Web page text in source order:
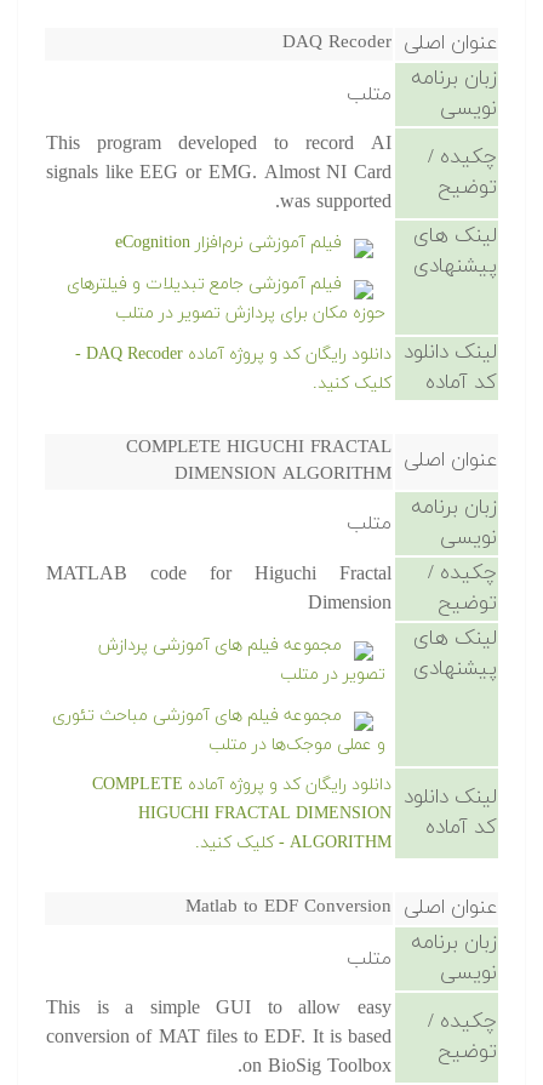
عنوان اصلی DAQ Recoder
زبان برنامه
نویسی
متلب
چکیده /
توضیح
This program developed to record AI
signals like EEG or EMG. Almost NI Card
was supported.
لینک های
پیشنهادی
فیلم آموزشی نرم‌افزار eCognition
فیلم آموزشی جامع تبدیلات و فیلترهای
حوزه مکان برای پردازش تصویر در متلب
لینک دانلود
کد آماده
دانلود رایگان کد و پروژه آماده DAQ Recoder -
کلیک کنید.
عنوان اصلی COMPLETE HIGUCHI FRACTAL
DIMENSION ALGORITHM
زبان برنامه
نویسی
متلب
چکیده /
توضیح
MATLAB code for Higuchi Fractal
Dimension
لینک های
پیشنهادی
مجموعه فیلم های آموزشی پردازش
تصویر در متلب
مجموعه فیلم های آموزشی مباحث تئوری
و عملی موجک‌ها در متلب
لینک دانلود
کد آماده
دانلود رایگان کد و پروژه آماده COMPLETE
HIGUCHI FRACTAL DIMENSION
ALGORITHM - کلیک کنید.
عنوان اصلی Matlab to EDF Conversion
زبان برنامه
نویسی
متلب
چکیده /
توضیح
This is a simple GUI to allow easy
conversion of MAT files to EDF. It is based
on BioSig Toolbox.